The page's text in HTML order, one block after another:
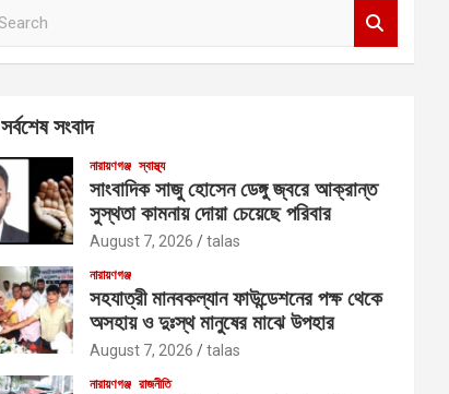
সর্বশেষ সংবাদ
নারায়ণগঞ্জ স্বাস্থ্য
সাংবাদিক সাজু হোসেন ডেঙ্গু জ্বরে আক্রান্ত
সুস্থতা কামনায় দোয়া চেয়েছে পরিবার
August 7, 2026 talas
নারায়ণগঞ্জ
সহযাত্রী মানবকল্যান ফাউন্ডেশনের পক্ষ থেকে
অসহায় ও দুঃস্থ মানুষের মাঝে উপহার
August 7, 2026 talas
নারায়ণগঞ্জ রাজনীতি